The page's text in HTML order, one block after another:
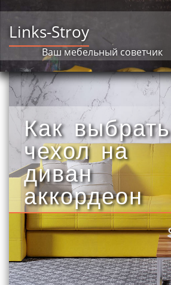
Links-Stroy
Ваш мебельный советчик
Как выбрать
чехол на
диван
аккордеон